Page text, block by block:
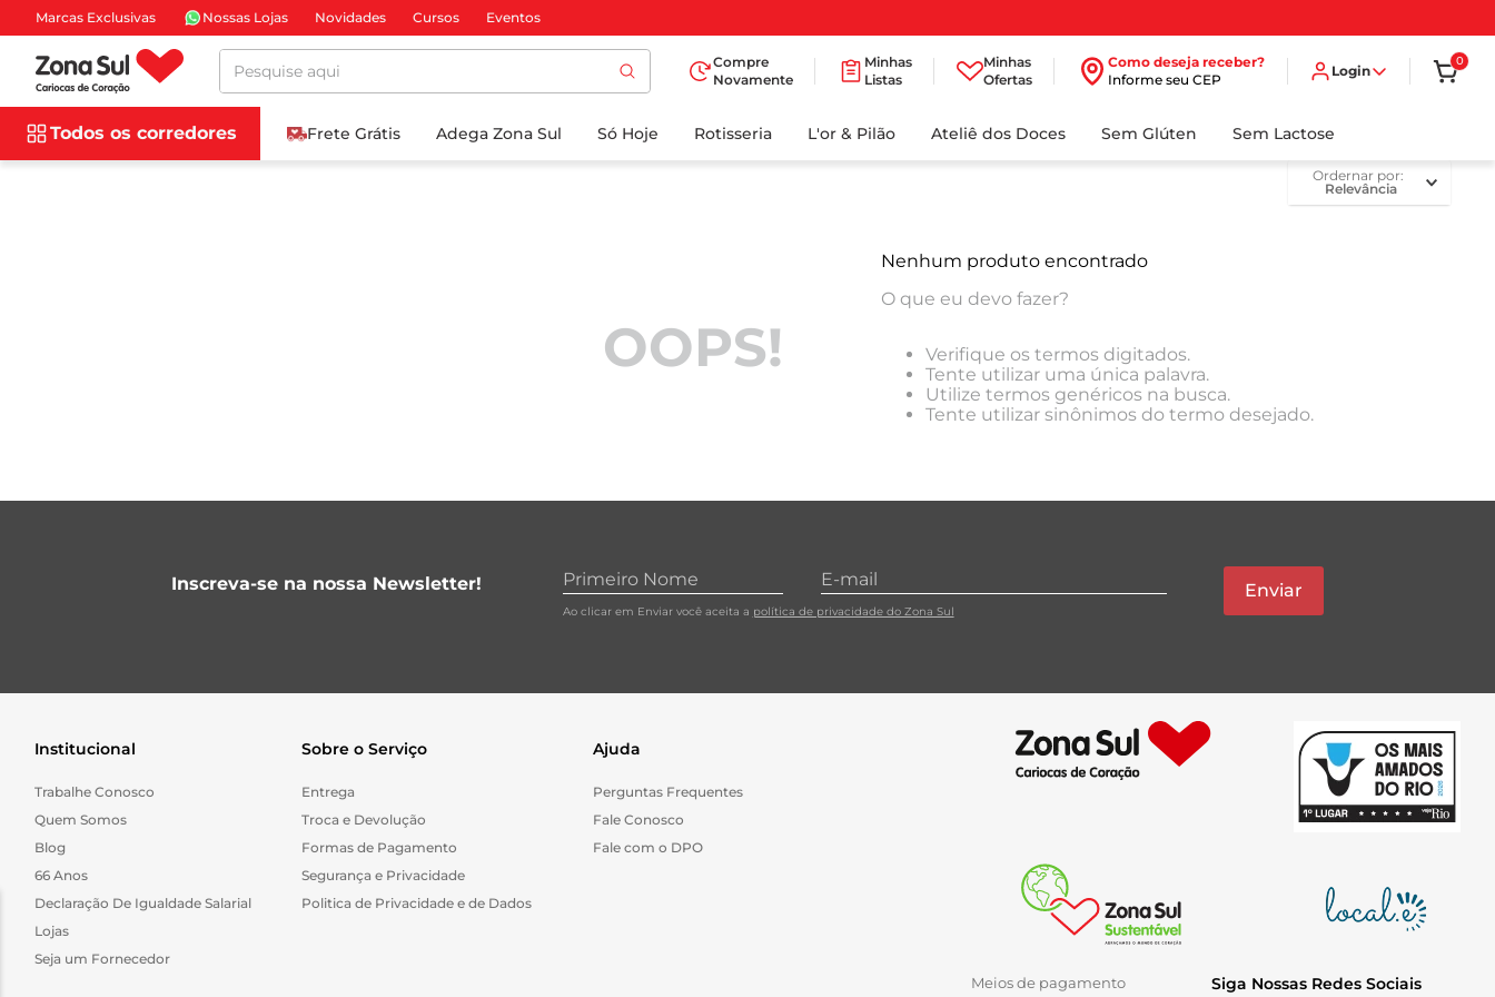
Marcas Exclusivas Nossas Lojas Novidades Cursos Eventos
Pesquise aqui
Compre
Novamente
Minhas
Listas
Minhas
Ofertas
Como deseja receber?
Informe seu CEP
Login
0
Todos os corredores Frete Grátis Adega Zona Sul Só Hoje Rotisseria L'or & Pilão Ateliê dos Doces Sem Glúten Sem Lactose
ordernar por
Relevância
OOPS!
Nenhum produto encontrado
O que eu devo fazer?
Verifique os termos digitados.
Tente utilizar uma única palavra.
Utilize termos genéricos na busca.
Tente utilizar sinônimos do termo desejado.
Inscreva-se na nossa Newsletter!
Ao clicar em Enviar você aceita a política de privacidade do Zona Sul
Enviar
Institucional
Trabalhe Conosco
Quem Somos
Blog
66 Anos
Declaração De Igualdade Salarial
Lojas
Seja um Fornecedor
Sobre o Serviço
Entrega
Troca e Devolução
Formas de Pagamento
Segurança e Privacidade
Politica de Privacidade e de Dados
Ajuda
Perguntas Frequentes
Fale Conosco
Fale com o DPO
Meios de pagamento Siga Nossas Redes Sociais
BUSCADOS
5
detergente
6º
azeite